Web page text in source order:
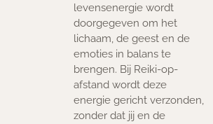
levensenergie wordt
doorgegeven om het
lichaam, de geest en de
emoties in balans te
brengen. Bij Reiki-op-
afstand wordt deze
energie gericht verzonden,
zonder dat jij en de